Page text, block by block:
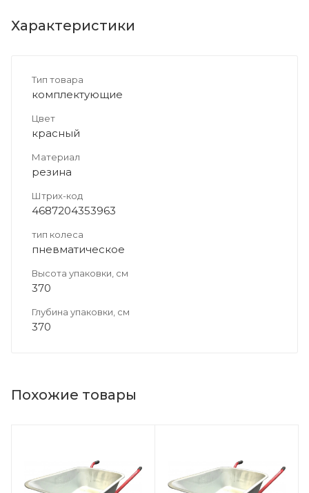
Характеристики
Тип товара
комплектующие
Цвет
красный
Материал
резина
Штрих-код
4687204353963
тип колеса
пневматическое
Высота упаковки, см
370
Глубина упаковки, см
370
Похожие товары